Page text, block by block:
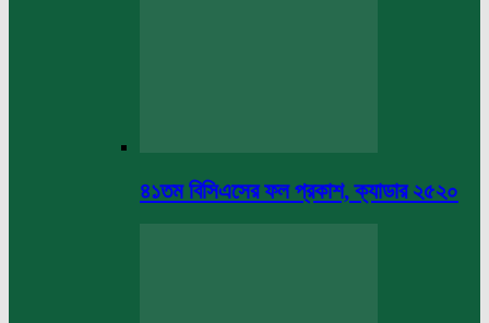
৪১তম বিসিএসের ফল প্রকাশ, ক্যাডার ২৫২০